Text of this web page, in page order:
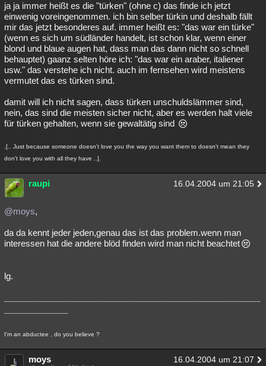
ja ja immer heißt es die "türken" (ohne c) das finde ich jetzt
einwenig voreingenommen. ich bin selber türkin und deshalb fällt
mir das jetzt besonderes auf. immer heißt es: "das war ein türke"
(wenn es sich um südländer handelt, ist schon klar, wenn einer
blond und blaue augen hat, dass man das dann nicht so schnell
behauptet) gaanz selten höre ich: "das war ein araber, italiener
usw." das verstehe ich nicht. auch im fernsehen wird meistens
vermutet das es türken sind.
damit will ich nicht sagen, dass türken unschuldslämmer sind,
nein, das sind die meisten sicher nicht, aber es werden halt viele
für türken gehalten, wenn sie gewaltätig sind
.[.. Just because someone doesn't love you the way you want them to doesn't mean they
don't love you with all they have ..].
raupi 16.04.2004 um 21:05
@moys,
da da kennt jeder jeden,genau das ist das problem.wenn man
interessen hat die andere blöd finden wird man nicht beachtet
lg.
I'm an abductee , do you believe ?
moys 16.04.2004 um 21:07